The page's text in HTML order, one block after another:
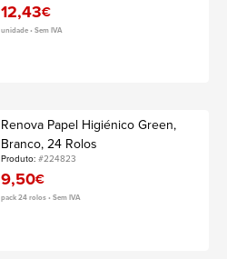
12,43€
unidade • Sem IVA
Renova Papel Higiénico Green,
Branco, 24 Rolos
Produto:#224823
9,50€
pack 24 rolos • Sem IVA